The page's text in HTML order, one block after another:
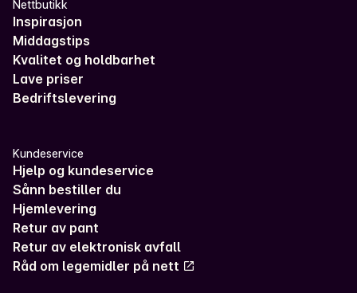
Nettbutikk
Inspirasjon
Middagstips
Kvalitet og holdbarhet
Lave priser
Bedriftslevering
Kundeservice
Hjelp og kundeservice
Sånn bestiller du
Hjemlevering
Retur av pant
Retur av elektronisk avfall
Råd om legemidler på nett